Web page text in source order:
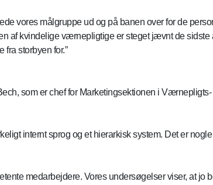
vores målgruppe ud og på banen over for de
af kvindelige værnepligtige er steget jævnt de sidste
storbyen for.”
som er chef for Marketingsektionen i Værnepligts-
internt sprog og et hierarkisk system. Det er
medarbejdere. Vores undersøgelser viser, at jo